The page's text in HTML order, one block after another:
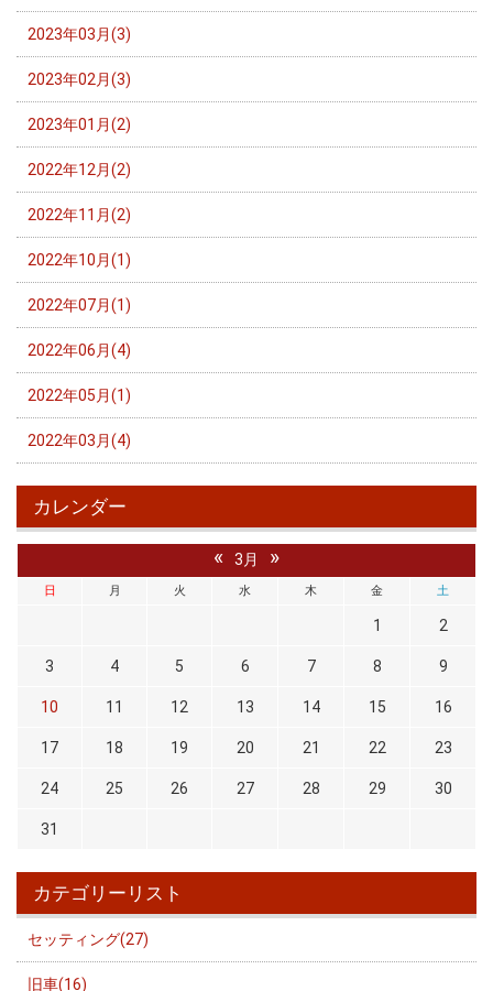
2023年03月(3)
2023年02月(3)
2023年01月(2)
2022年12月(2)
2022年11月(2)
2022年10月(1)
2022年07月(1)
2022年06月(4)
2022年05月(1)
2022年03月(4)
カレンダー
« 3月 »
日 月 火 水 木 金 土
1 2
3 4 5 6 7 8 9
10 11 12 13 14 15 16
17 18 19 20 21 22 23
24 25 26 27 28 29 30
31
カテゴリーリスト
セッティング(27)
旧車(16)